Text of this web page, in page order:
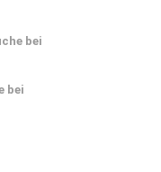
bei
bei